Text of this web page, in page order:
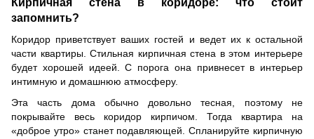
запомнить?
Коридор приветствует ваших гостей и ведет их к остальной
части квартиры. Стильная кирпичная стена в этом интерьере
будет хорошей идеей. С порога онапривнесет в интерьер
интимную и домашнюю атмосферу.
Эта часть дома обычно довольно тесная, поэтому не
покрывайте весь коридор кирпичом. Тогда квартира на
«доброе утро» станет подавляющей. Спланируйте кирпичную